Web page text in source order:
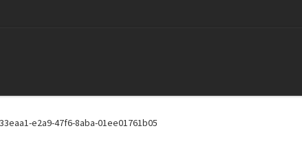
e2a9-47f6-8aba-01ee01761b05